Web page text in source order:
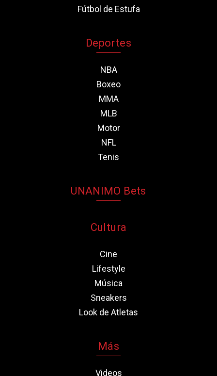
Fútbol de Estufa
Deportes
NBA
Boxeo
MMA
MLB
Motor
NFL
Tenis
UNANIMO Bets
Cultura
Cine
Lifestyle
Música
Sneakers
Look de Atletas
Más
Videos